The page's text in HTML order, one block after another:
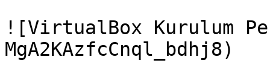
![VirtualBox Kurulum
MgA2KAzfcCnql_bdhj8)